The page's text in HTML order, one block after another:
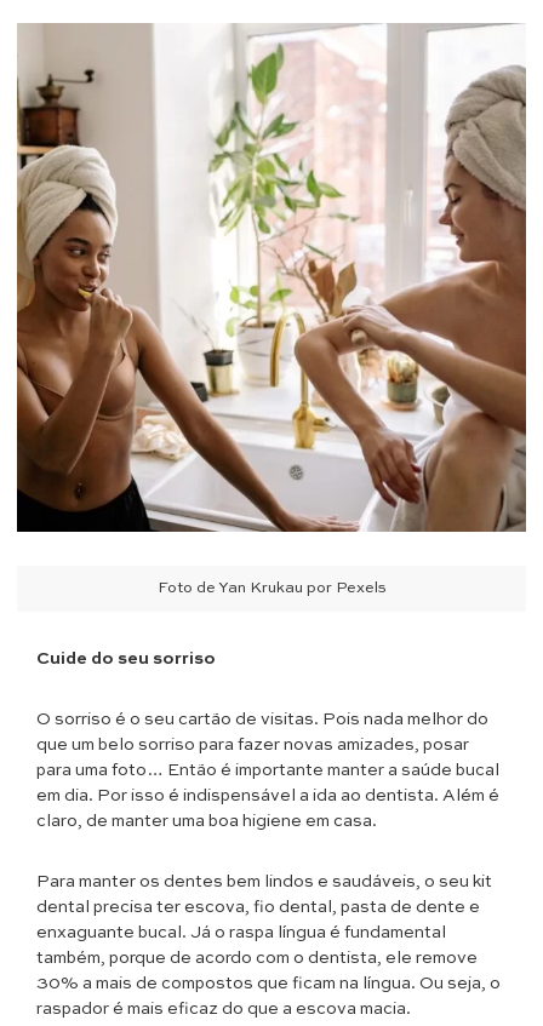
Foto de Yan Krukau por Pexels
Cuide do seu sorriso
O sorriso é o seu cartão de visitas. Pois nada melhor do
que um belo sorriso para fazer novas amizades, posar
para uma foto… Então é importante manter a saúde bucal
em dia. Por isso é indispensável a ida ao dentista. Além é
claro, de manter uma boa higiene em casa.
Para manter os dentes bem lindos e saudáveis, o seu kit
dental precisa ter escova, fio dental, pasta de dente e
enxaguante bucal. Já o raspa língua é fundamental
também, porque de acordo com o dentista, ele remove
30% a mais de compostos que ficam na língua. Ou seja, o
raspador é mais eficaz do que a escova macia.